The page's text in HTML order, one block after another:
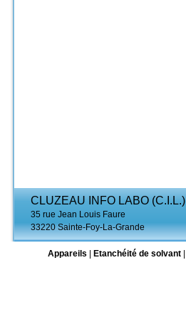
CLUZEAU INFO LABO (C.I.L.)
35 rue Jean Louis Faure
33220 Sainte-Foy-La-Grande
Appareils
Etanchéité de solvant